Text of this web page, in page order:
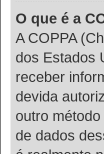
O que é a
A COPPA
dos Estados
receber
devida
outro
de dados